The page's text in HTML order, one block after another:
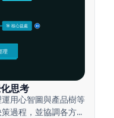
🎯 核心益處 15
理
思考
用心智圖與產品樹等
過程，並協調各方利